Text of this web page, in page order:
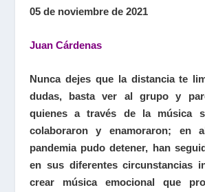
05 de noviembre de 2021
Juan Cárdenas
Nunca dejes que la distancia te
dudas, basta ver al grupo y
quienes a través de la música
colaboraron y enamoraron; en
pandemia pudo detener, han
en sus diferentes circunstancias
crear música emocional que